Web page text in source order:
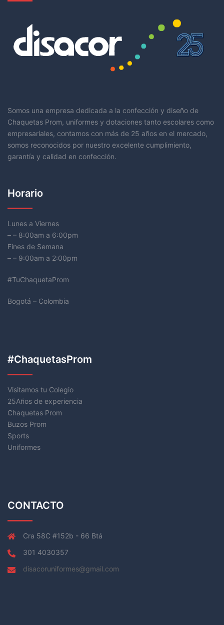
Somos una empresa dedicada a la confección y diseño de
Chaquetas Prom, uniformes y dotaciones tanto escolares como
empresariales, contamos con más de 25 años en el mercado,
somos reconocidos por nuestro excelente cumplimiento,
garantía y calidad en confección.
Horario
Lunes a Viernes
– – 8:00am a 6:00pm
Fines de Semana
– – 9:00am a 2:00pm
#TuChaquetaProm
Bogotá – Colombia
#ChaquetasProm
Visitamos tu Colegio
25Años de experiencia
Chaquetas Prom
Buzos Prom
Sports
Uniformes
CONTACTO
Cra 58C #152b - 66 Btá
301 4030357
disacoruniformes@gmail.com